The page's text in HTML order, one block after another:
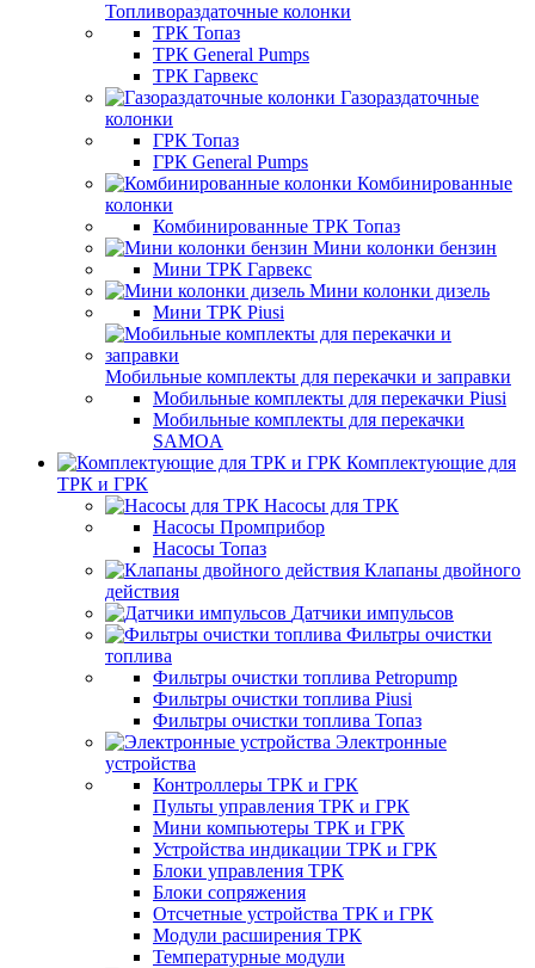
Топливораздаточные колонки
ТРК Топаз
ТРК General Pumps
ТРК Гарвекс
Газораздаточные
колонки
ГРК Топаз
ГРК General Pumps
Комбинированные
колонки
Комбинированные ТРК Топаз
Мини колонки бензин
Мини ТРК Гарвекс
Мини колонки дизель
Мини ТРК Piusi
Мобильные комплекты для перекачки и заправки
Мобильные комплекты для перекачки Piusi
Мобильные комплекты для перекачки
SAMOA
Комплектующие для
ТРК и ГРК
Насосы для ТРК
Насосы Промприбор
Насосы Топаз
Клапаны двойного
действия
Датчики импульсов
Фильтры очистки
топлива
Фильтры очистки топлива Petropump
Фильтры очистки топлива Piusi
Фильтры очистки топлива Топаз
Электронные
устройства
Контроллеры ТРК и ГРК
Пульты управления ТРК и ГРК
Мини компьютеры ТРК и ГРК
Устройства индикации ТРК и ГРК
Блоки управления ТРК
Блоки сопряжения
Отсчетные устройства ТРК и ГРК
Модули расширения ТРК
Температурные модули